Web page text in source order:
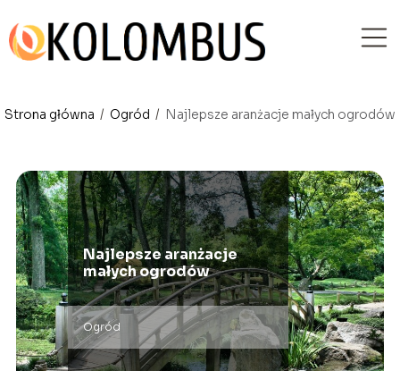
Strona główna / Ogród / Najlepsze aranżacje małych ogrodów
Najlepsze aranżacje
małych ogrodów
Ogród